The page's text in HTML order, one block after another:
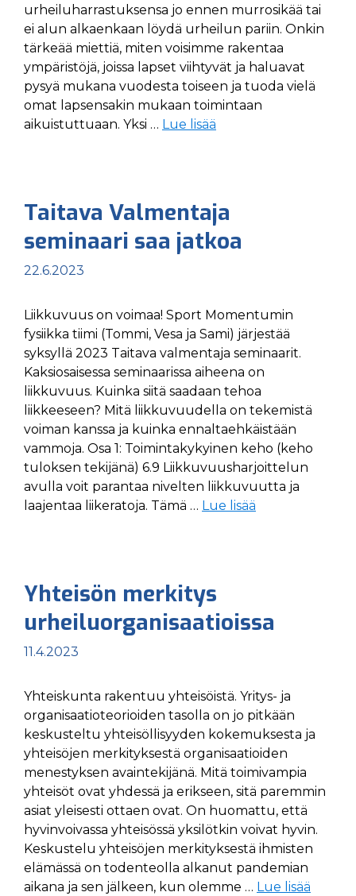
urheiluharrastuksensa jo ennen murrosikää tai
ei alun alkaenkaan löydä urheilun pariin. Onkin
tärkeää miettiä, miten voisimme rakentaa
ympäristöjä, joissa lapset viihtyvät ja haluavat
pysyä mukana vuodesta toiseen ja tuoda vielä
omat lapsensakin mukaan toimintaan
aikuistuttuaan. Yksi … Lue lisää
Taitava Valmentaja
seminaari saa jatkoa
22.6.2023
Liikkuvuus on voimaa! Sport Momentumin
fysiikka tiimi (Tommi, Vesa ja Sami) järjestää
syksyllä 2023 Taitava valmentaja seminaarit.
Kaksiosaisessa seminaarissa aiheena on
liikkuvuus. Kuinka siitä saadaan tehoa
liikkeeseen? Mitä liikkuvuudella on tekemistä
voiman kanssa ja kuinka ennaltaehkäistään
vammoja. Osa 1: Toimintakykyinen keho (keho
tuloksen tekijänä) 6.9 Liikkuvuusharjoittelun
avulla voit parantaa nivelten liikkuvuutta ja
laajentaa liikeratoja. Tämä … Lue lisää
Yhteisön merkitys
urheiluorganisaatioissa
11.4.2023
Yhteiskunta rakentuu yhteisöistä. Yritys- ja
organisaatioteorioiden tasolla on jo pitkään
keskusteltu yhteisöllisyyden kokemuksesta ja
yhteisöjen merkityksestä organisaatioiden
menestyksen avaintekijänä. Mitä toimivampia
yhteisöt ovat yhdessä ja erikseen, sitä paremmin
asiat yleisesti ottaen ovat. On huomattu, että
hyvinvoivassa yhteisössä yksilötkin voivat hyvin.
Keskustelu yhteisöjen merkityksestä ihmisten
elämässä on todenteolla alkanut pandemian
aikana ja sen jälkeen, kun olemme … Lue lisää